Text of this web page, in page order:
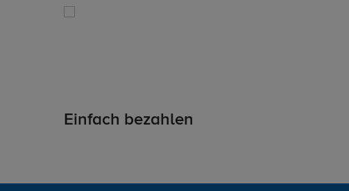
Einfach bezahlen